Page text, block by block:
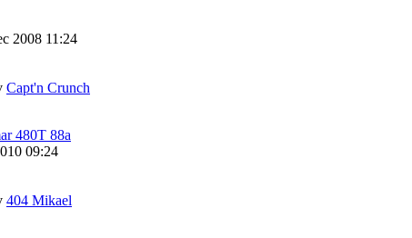
2008 11:24
Capt'n Crunch
480T 88a
09:24
404 Mikael